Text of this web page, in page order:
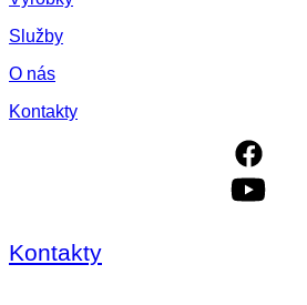
Služby
O nás
Kontakty
Kontakty